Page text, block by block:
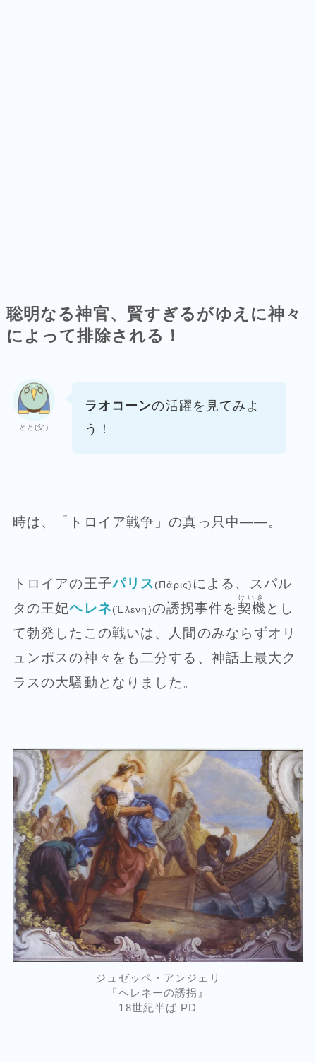
聡明なる神官、賢すぎるがゆえに神々
によって排除される！
とと(父)
ラオコーンの活躍を見てみよ
う！
時は、「トロイア戦争」の真っ只中――。
トロイアの王子パリス(Πάρις) による、スパル
タの王妃ヘレネ(Ἑλένη)の誘拐事件を契機
けいき
とし
て勃発したこの戦いは、人間のみならずオリ
ュンポスの神々をも二分する、神話上最大ク
ラスの大騒動となりました。
ジュゼッペ・アンジェリ
『ヘレネーの誘拐』
18世紀半ば PD